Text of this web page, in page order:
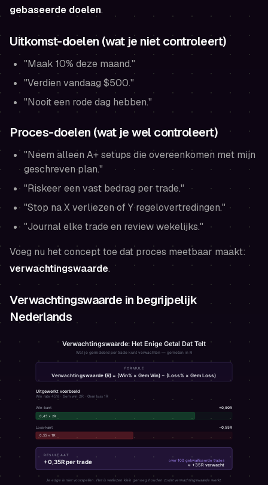
gebaseerde doelen.
Uitkomst-doelen (wat je nietcontroleert)
"Maak 10% deze maand."
"Verdien vandaag $500."
"Nooit een rode dag hebben."
Proces-doelen (wat jewelcontroleert)
"Neem alleen A+ setups die overeenkomen met mijn
geschreven plan."
"Riskeer een vast bedrag per trade."
"Stop na X verliezen of Y regelovertredingen."
"Journal elke trade en review wekelijks."
Voeg nu het concept toe dat proces meetbaar maakt:
verwachtingswaarde.
Verwachtingswaarde in begrijpelijk
Nederlands